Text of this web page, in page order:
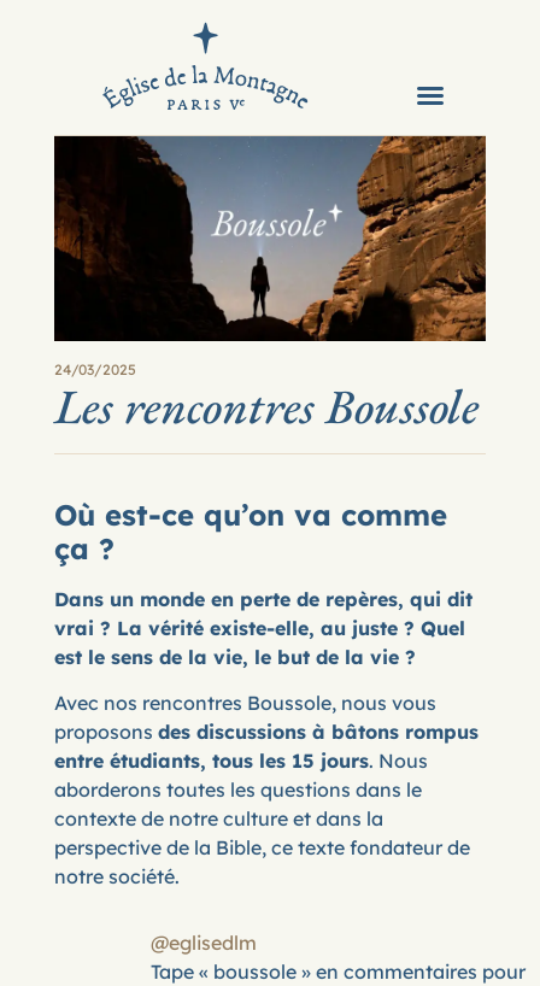
24/03/2025
Les rencontres Boussole
Où est-ce qu’on va comme
ça ?
Dans un monde en perte de repères, qui dit
vrai ? La vérité existe-elle, au juste ? Quel
est le sens de la vie, le but de la vie ?
Avec nos rencontres Boussole, nous vous
proposons des discussions à bâtons rompus
entre étudiants, tous les 15 jours. Nous
aborderons toutes les questions dans le
contexte de notre culture et dans la
perspective de la Bible, ce texte fondateur de
notre société.
@eglisedlm
Tape « boussole » en commentaires pour